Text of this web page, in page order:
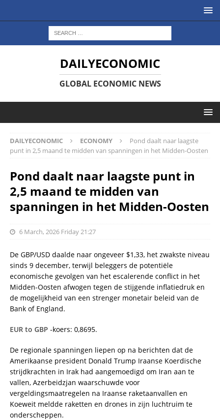
DAILYECONOMIC
GLOBAL ECONOMIC NEWS
DAILYECONOMIC ECONOMY
Pond daalt naar laagste
punt in 2,5 maand te midden van spanningen in het Midden-Oosten
Pond daalt naar laagste punt in
2,5 maand te midden van
spanningen in het Midden-Oosten
6 March, 2026 Friday 21:27
De GBP/USD daalde naar ongeveer $1,33, het zwakste niveau
sinds 9 december, terwijl beleggers de potentiële
economische gevolgen van het escalerende conflict in het
Midden-Oosten afwogen tegen de stijgende inflatiedruk en
de mogelijkheid van een strenger monetair beleid van de
Bank of England.
EUR to GBP -koers: 0,8695.
De regionale spanningen liepen op na berichten dat de
Amerikaanse president Donald Trump Iraanse Koerdische
strijdkrachten in Irak had aangemoedigd om Iran aan te
vallen, Azerbeidzjan waarschuwde voor
vergeldingsmaatregelen na Iraanse raketaanvallen en
Koeweit meldde raketten en drones in zijn luchtruim te
onderscheppen.